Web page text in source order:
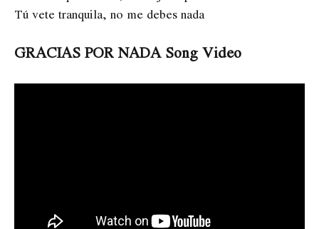
Tú vete tranquila, no me debes nada
GRACIAS POR NADA Song Video